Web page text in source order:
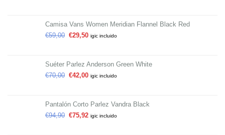
Camisa Vans Women Meridian Flannel Black Red
€59,00 €29,50 igic incluido
Suéter Parlez Anderson Green White
€70,00 €42,00 igic incluido
Pantalón Corto Parlez Vandra Black
€94,90 €75,92 igic incluido